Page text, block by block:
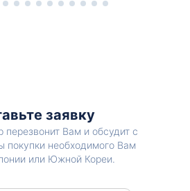
заявку
Вам и обсудит с
покупки необходимого Вам
или Южной Кореи.